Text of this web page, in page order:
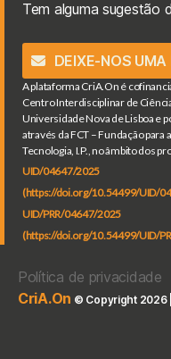
Tem alguma sugestão
DEIXE-NOS UMA
A plataforma CriA.On é
Centro Interdisciplinar de
Universidade Nova de Lisboa e
através da FCT – Fundação para
Tecnologia, I.P., no âmbito dos
UID/04647/2025
(https://doi.org/10.54499/UID/
UID/PRR/04647/2025
(https://doi.org/10.54499/UID/
Política de privacidade
CriA.On © Copyright 2026